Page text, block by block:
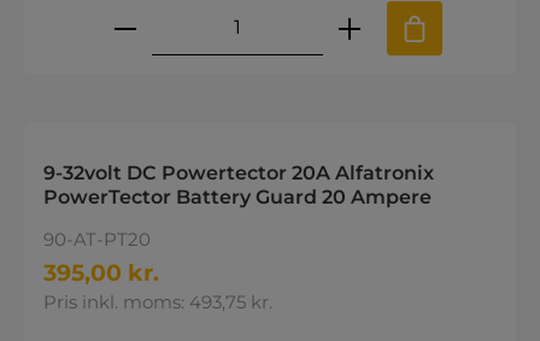
Produktmængde: Indtast den
9-32volt DC Powertector 20A Alfatronix
PowerTector Battery Guard 20 Ampere
90-AT-PT20
395,00 kr.
Pris inkl. moms: 493,75 kr.